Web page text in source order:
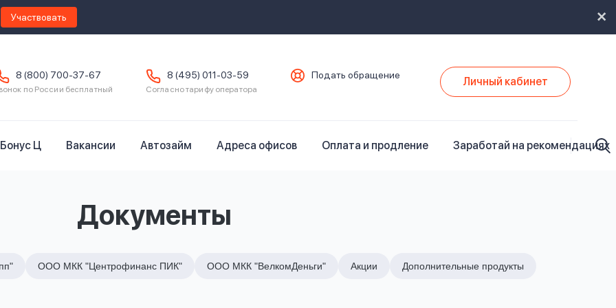
Участвовать
8 (800) 700-37-67
по России бесплатный
8 (495) 011-03-59
Согласно тарифу оператора
Подать обращение Личный кабинет
Бонус Ц Вакансии Автозайм Адреса офисов Оплата и продление Заработай на рекомендациях
Документы
ООО МКК "Центрофинанс ПИК" ООО МКК "ВелкомДеньги" Акции Дополнительные продукты